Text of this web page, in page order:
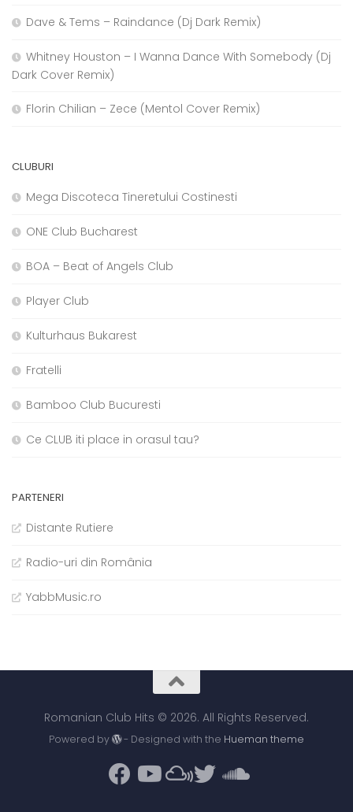
Dave & Tems – Raindance (Dj Dark Remix)
Whitney Houston – I Wanna Dance With Somebody (Dj
Dark Cover Remix)
Florin Chilian – Zece (Mentol Cover Remix)
CLUBURI
Mega Discoteca Tineretului Costinesti
ONE Club Bucharest
BOA – Beat of Angels Club
Player Club
Kulturhaus Bukarest
Fratelli
Bamboo Club Bucuresti
Ce CLUB iti place in orasul tau?
PARTENERI
Distante Rutiere
Radio-uri din România
YabbMusic.ro
Romanian Club Hits © 2026. All Rights Reserved.
Powered by - Designed with the Hueman theme